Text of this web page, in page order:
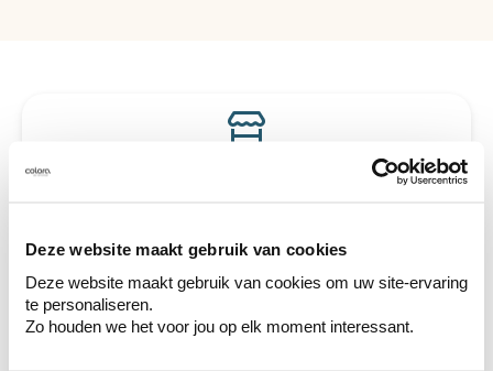
Deze website maakt gebruik van cookies
Deze website maakt gebruik van cookies om uw site-ervaring
te personaliseren.
Zo houden we het voor jou op elk moment interessant.
Voyez votre couleur en magasin
Découvrez des échantillons de votre
Voyez les nuances assorties pour affiner
Obtenez des conseils personnalisés sur la
combinaison de couleurs.